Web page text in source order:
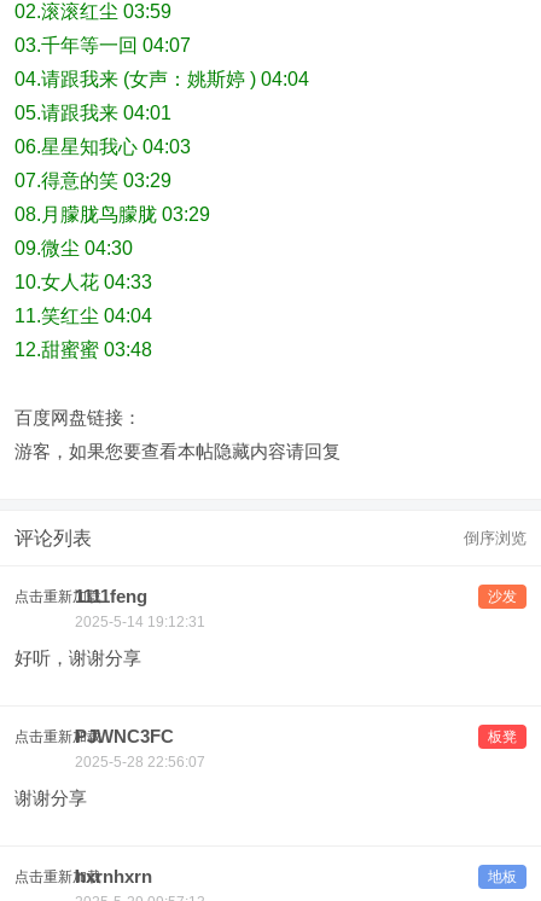
02.滚滚红尘 03:59
03.千年等一回 04:07
04.请跟我来 (女声：姚斯婷 ) 04:04
05.请跟我来 04:01
06.星星知我心 04:03
07.得意的笑 03:29
08.月朦胧鸟朦胧 03:29
09.微尘 04:30
10.女人花 04:33
11.笑红尘 04:04
12.甜蜜蜜 03:48
百度网盘链接：
游客，如果您要查看本帖隐藏内容请回复
评论列表 倒序浏览
点击重新加载 沙发
1111feng
2025-5-14 19:12:31
好听，谢谢分享
点击重新加载 板凳
PJWNC3FC
2025-5-28 22:56:07
谢谢分享
点击重新加载 地板
hxrnhxrn